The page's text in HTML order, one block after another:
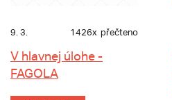
9. 3. 1426x přečteno
V hlavnej úlohe -
FAGOLA